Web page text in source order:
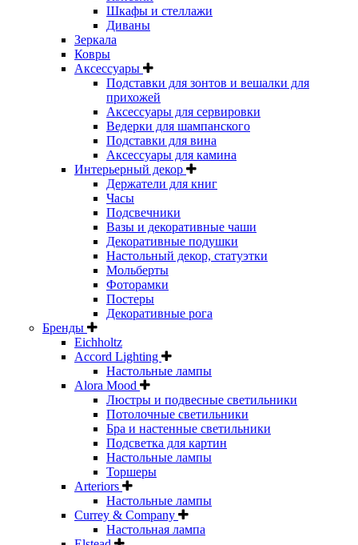
Шкафы и стеллажи
Диваны
Зеркала
Ковры
Аксессуары
Подставки для зонтов и вешалки для
прихожей
Аксессуары для сервировки
Ведерки для шампанского
Подставки для вина
Аксессуары для камина
Интерьерный декор
Держатели для книг
Часы
Подсвечники
Вазы и декоративные чаши
Декоративные подушки
Настольный декор, статуэтки
Мольберты
Фоторамки
Постеры
Декоративные рога
Бренды
Eichholtz
Accord Lighting
Настольные лампы
Alora Mood
Люстры и подвесные светильники
Потолочные светильники
Бра и настенные светильники
Подсветка для картин
Настольные лампы
Торшеры
Arteriors
Настольные лампы
Currey & Company
Настольная лампа